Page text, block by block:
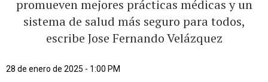
promueven mejores prácticas médicas y un
sistema de salud más seguro para todos,
escribe Jose Fernando Velázquez
28 de enero de 2025 - 1:00 PM